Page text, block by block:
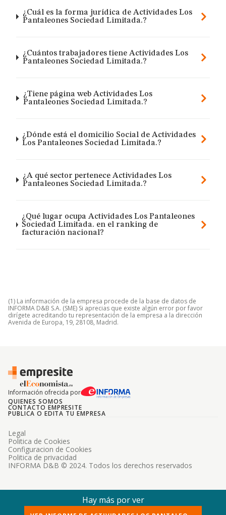
¿Cuál es la forma jurídica de Actividades Los
Pantaleones Sociedad Limitada.?
¿Cuántos trabajadores tiene Actividades Los
Pantaleones Sociedad Limitada.?
¿Tiene página web Actividades Los
Pantaleones Sociedad Limitada.?
¿Dónde está el domicilio Social de Actividades
Los Pantaleones Sociedad Limitada.?
¿A qué sector pertenece Actividades Los
Pantaleones Sociedad Limitada.?
¿Qué lugar ocupa Actividades Los Pantaleones
Sociedad Limitada. en el ranking de
facturación nacional?
(1) La información de la empresa procede de la base de datos de
INFORMA D&B S.A. (SME) Si aprecias que existe algún error por favor
dirígete acreditando tu representación de la empresa a la dirección
Avenida de Europa, 19, 28108, Madrid.
Información ofrecida por
QUIENES SOMOS
CONTACTO EMPRESITE
PUBLICA O EDITA TU EMPRESA
INFORMA D&B © 2024. Todos los derechos reservados
Legal
Politica de Cookies
Configuracion de Cookies
Politica de privacidad
Hay más por ver